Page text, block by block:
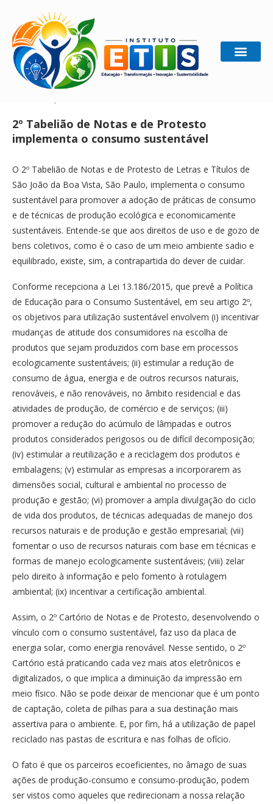
Home Gestão Sustentável
2º Tabelião de Notas e de Protesto
implementa o consumo sustentável
O 2º Tabelião de Notas e de Protesto de Letras e Títulos de
São João da Boa Vista, São Paulo, implementa o consumo
sustentável para promover a adoção de práticas de consumo
e de técnicas de produção ecológica e economicamente
sustentáveis. Entende-se que aos direitos de uso e de gozo de
bens coletivos, como é o caso de um meio ambiente sadio e
equilibrado, existe, sim, a contrapartida do dever de cuidar.
Conforme recepciona a Lei 13.186/2015, que prevê a Política
de Educação para o Consumo Sustentável, em seu artigo 2º,
os objetivos para utilização sustentável envolvem (i) incentivar
mudanças de atitude dos consumidores na escolha de
produtos que sejam produzidos com base em processos
ecologicamente sustentáveis; (ii) estimular a redução de
consumo de água, energia e de outros recursos naturais,
renováveis, e não renováveis, no âmbito residencial e das
atividades de produção, de comércio e de serviços; (iii)
promover a redução do acúmulo de lâmpadas e outros
produtos considerados perigosos ou de difícil decomposição;
(iv) estimular a reutilização e a reciclagem dos produtos e
embalagens; (v) estimular as empresas a incorporarem as
dimensões social, cultural e ambiental no processo de
produção e gestão; (vi) promover a ampla divulgação do ciclo
de vida dos produtos, de técnicas adequadas de manejo dos
recursos naturais e de produção e gestão empresarial; (vii)
fomentar o uso de recursos naturais com base em técnicas e
formas de manejo ecologicamente sustentáveis; (viii) zelar
pelo direito à informação e pelo fomento à rotulagem
ambiental; (ix) incentivar a certificação ambiental.
Assim, o 2º Cartório de Notas e de Protesto, desenvolvendo o
vínculo com o consumo sustentável, faz uso da placa de
energia solar, como energia renovável. Nesse sentido, o 2º
Cartório está praticando cada vez mais atos eletrônicos e
digitalizados, o que implica a diminuição da impressão em
meio físico. Não se pode deixar de mencionar que é um ponto
de captação, coleta de pilhas para a sua destinação mais
assertiva para o ambiente. E, por fim, há a utilização de papel
reciclado nas pastas de escritura e nas folhas de ofício.
O fato é que os parceiros ecoeficientes, no âmago de suas
ações de produção-consumo e consumo-produção, podem
ser vistos como aqueles que redirecionam a nossa relação